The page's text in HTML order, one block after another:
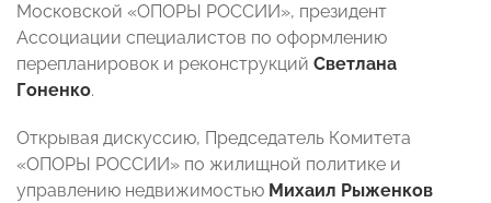
Московской «ОПОРЫ РОССИИ», президент
Ассоциации специалистов по оформлению
перепланировок и реконструкций Светлана
Гоненко.
Открывая дискуссию, Председатель Комитета
«ОПОРЫ РОССИИ» по жилищной политике и
управлению недвижимостью Михаил Рыженков